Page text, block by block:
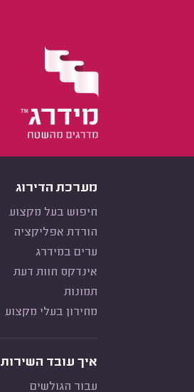
מערכת הדירוג
חיפוש בעל מקצוע
הורדת אפליקציה
ערים במידרג
אינדקס חוות דעת
תמונות
מחירון בעלי מקצוע
איך עובד השירות
עבור הגולשים